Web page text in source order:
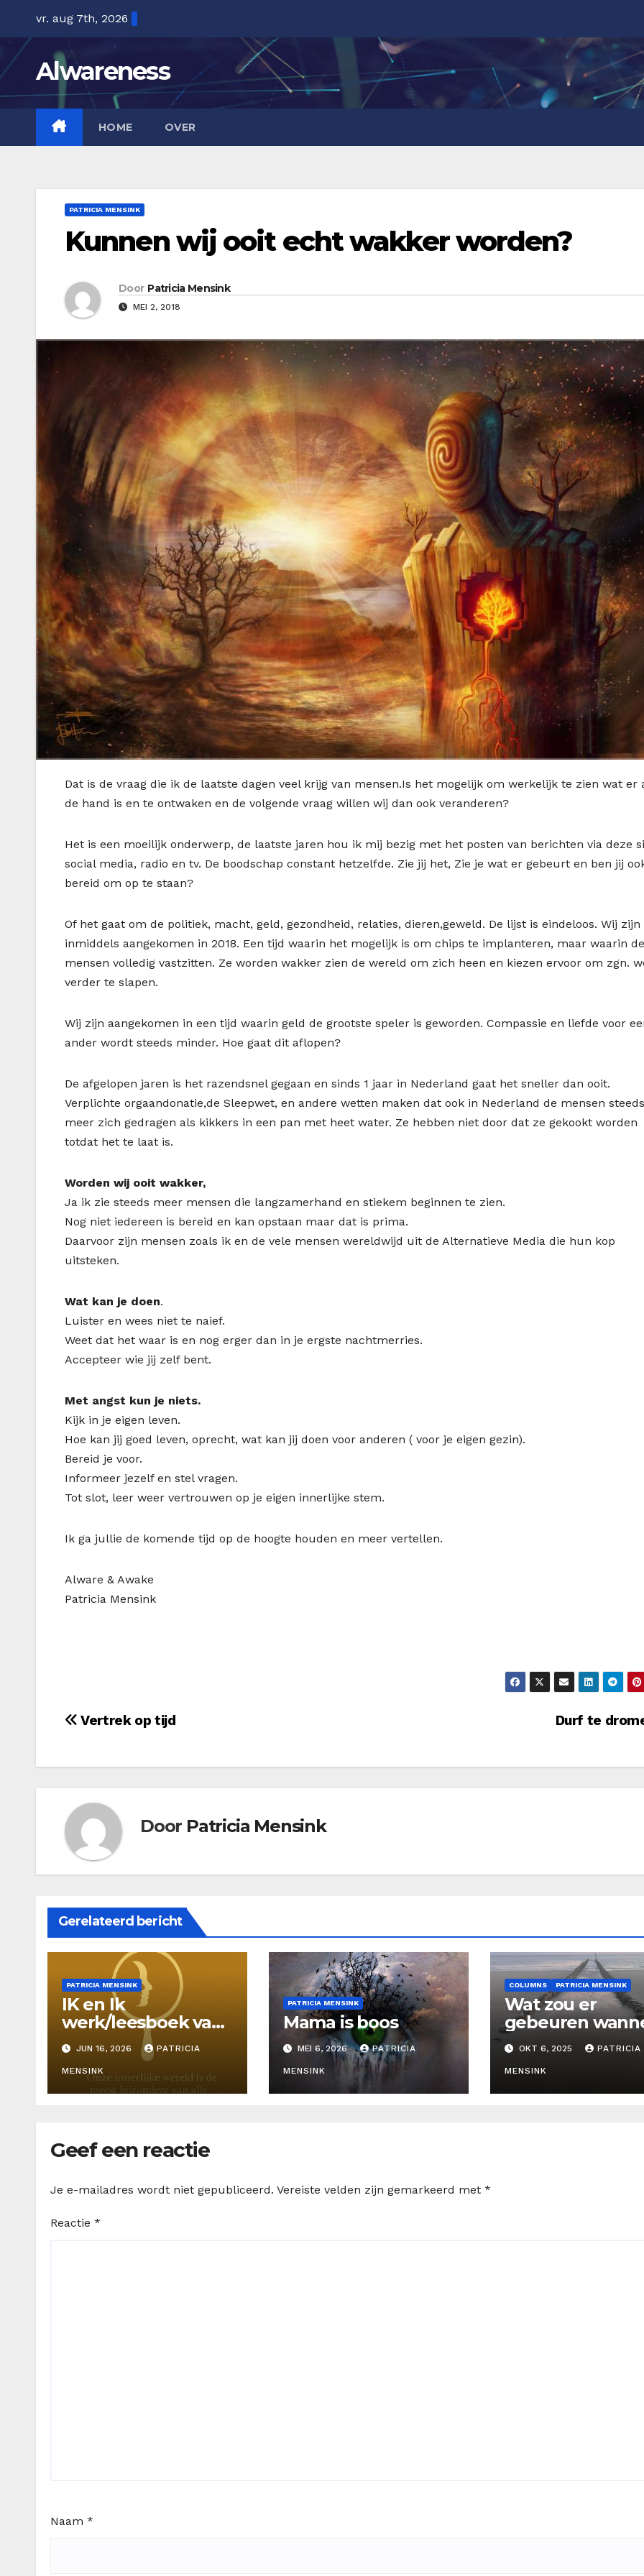
inhoud
vr. aug 7th, 2026
Alwareness
HOME OVER
PATRICIA MENSINK
Kunnen wij ooit echt wakker worden?
Door Patricia Mensink
MEI 2, 2018
Dat is de vraag die ik de laatste dagen veel krijg van mensen.Is het mogelijk om werkelijk te zien wat er
de hand is en te ontwaken en de volgende vraag willen wij dan ook veranderen?
Het is een moeilijk onderwerp, de laatste jaren hou ik mij bezig met het posten van berichten via deze
social media, radio en tv. De boodschap constant hetzelfde. Zie jij het, Zie je wat er gebeurt en ben jij
bereid om op te staan?
Of het gaat om de politiek, macht, geld, gezondheid, relaties, dieren,geweld. De lijst is eindeloos. Wij zijn
inmiddels aangekomen in 2018. Een tijd waarin het mogelijk is om chips te implanteren, maar waarin de
mensen volledig vastzitten. Ze worden wakker zien de wereld om zich heen en kiezen ervoor om zgn.
verder te slapen.
Wij zijn aangekomen in een tijd waarin geld de grootste speler is geworden. Compassie en liefde voor
ander wordt steeds minder. Hoe gaat dit aflopen?
De afgelopen jaren is het razendsnel gegaan en sinds 1 jaar in Nederland gaat het sneller dan ooit.
Verplichte orgaandonatie,de Sleepwet, en andere wetten maken dat ook in Nederland de mensen steeds
meer zich gedragen als kikkers in een pan met heet water. Ze hebben niet door dat ze gekookt worden
totdat het te laat is.
Worden wij ooit wakker,
Ja ik zie steeds meer mensen die langzamerhand en stiekem beginnen te zien.
Nog niet iedereen is bereid en kan opstaan maar dat is prima.
Daarvoor zijn mensen zoals ik en de vele mensen wereldwijd uit de Alternatieve Media die hun kop
uitsteken.
Wat kan je doen.
Luister en wees niet te naief.
Weet dat het waar is en nog erger dan in je ergste nachtmerries.
Accepteer wie jij zelf bent.
Met angst kun je niets.
Kijk in je eigen leven.
Hoe kan jij goed leven, oprecht, wat kan jij doen voor anderen ( voor je eigen gezin).
Bereid je voor.
Informeer jezelf en stel vragen.
Tot slot, leer weer vertrouwen op je eigen innerlijke stem.
Ik ga jullie de komende tijd op de hoogte houden en meer vertellen.
Alware & Awake
Patricia Mensink
Bericht
Durf te
Vertrek op tijd
Door Patricia Mensink
Gerelateerd bericht
PATRICIA MENSINK
IK en Ik
werk/leesboek van
Patricia Mensink
JUN 16, 2026 PATRICIA
MENSINK
PATRICIA MENSINK
Mama is boos
MEI 6, 2026 PATRICIA
MENSINK
COLUMNS PATRICIA MENSINK
Wat zou er
gebeuren
wij de angst om
sterven
OKT 6, 2025 PATRICIA
MENSINK
Geef een reactie
Je e-mailadres wordt niet gepubliceerd. Vereiste velden zijn gemarkeerd met *
Reactie *
Naam *